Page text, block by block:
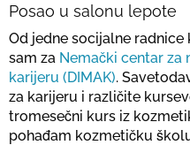
Posao u salonu lepote
Od jedne socijalne
sam za Nemački centar za
karijeru (DIMAK).
za karijeru i različite
tromesečni kurs iz
pohađam kozmetičku